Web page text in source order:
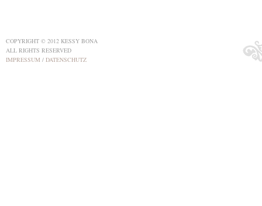
COPYRIGHT © 2012 KESSY BONA
ALL RIGHTS RESERVED
IMPRESSUM / DATENSCHUTZ